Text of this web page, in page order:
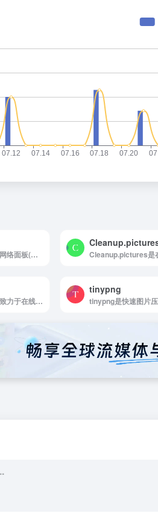
网络面板官网，网络面板(NetworkPanel)是一个在线流量消耗器，可以测试您的网速，监测您的网络环境，提供丰富测试节点，并且长期维护更新
计算专家官网，致力于在线计算器的专业平台，提供各类生活计算器，行业计算器。包括但不限于金融理财，健康饮食，建筑工程，电子电器，日常生活等齐全的在线计算器服务。
tinypng
tinypng是快速图片